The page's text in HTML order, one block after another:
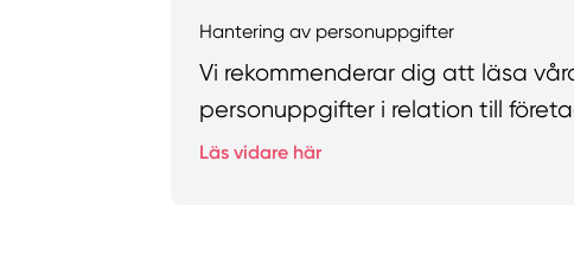
Hantering av personuppgifter
Vi rekommenderar dig att läsa
personuppgifter i relation till
Läs vidare här